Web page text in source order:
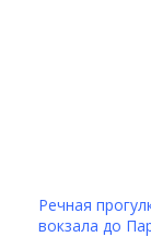
Речная
вокзала до